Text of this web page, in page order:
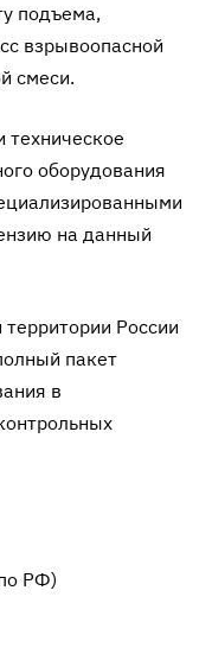
подъема,
взрывоопасной
смеси.
техническое
оборудования
на данный
России
пакет
в
РФ)